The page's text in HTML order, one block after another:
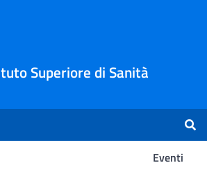
Superiore di Sanità
Eventi